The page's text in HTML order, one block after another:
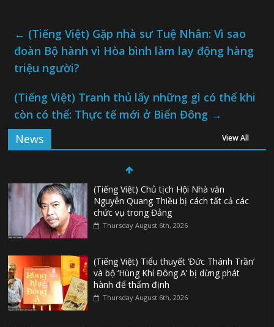
← (Tiếng Việt) Gặp nhà sư Tuệ Nhân: Vì sao
đoàn Bộ hành vì Hòa bình làm lay động hàng
triệu người?
(Tiếng Việt) Tranh thủ lấy những gì có thể khi
còn có thể: Thực tế mới ở Biển Đông →
News
View All
(Tiếng Việt) Chủ tịch Hội Nhà văn
Nguyễn Quang Thiều bị cách tất cả các
chức vụ trong Đảng
Thursday August 6th, 2026
(Tiếng Việt) Tiểu thuyết ‘Đức Thánh Trần’
và bộ ‘Hùng Khí Đông A’ bị dừng phát
hành để thẩm định
Thursday August 6th, 2026